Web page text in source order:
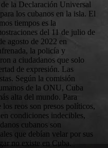
la Declaración Universal
los cubanos en la isla. El
tiempos es la
del 11 de julio de
agosto de 2022 en
la policía y
a ciudadanos que solo
de expresión. Las
Según la comisión
de la ONU, Cuba
alta del mundo. Para
los reos son presos políticos,
en condiciones indecibles,
cubanos son
que debían velar por sus
no existe en Cuba.